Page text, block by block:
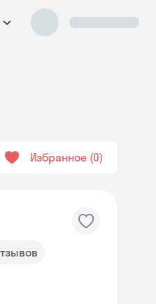
Избранное 0